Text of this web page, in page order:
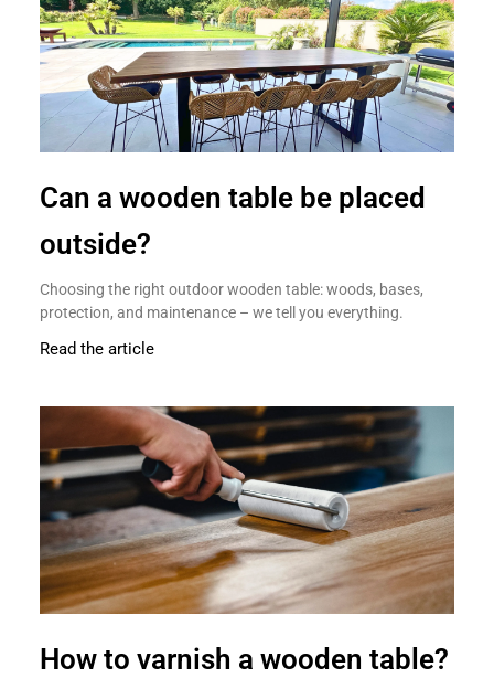
Can a wooden table be placed
outside?
Choosing the right outdoor wooden table: woods, bases,
protection, and maintenance – we tell you everything.
Read the article
How to varnish a wooden table?